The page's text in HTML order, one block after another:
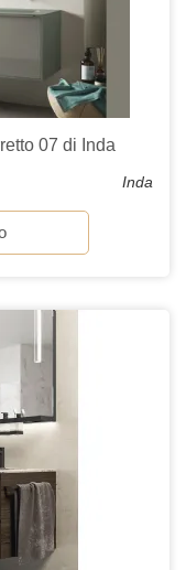
07 di Inda
Inda